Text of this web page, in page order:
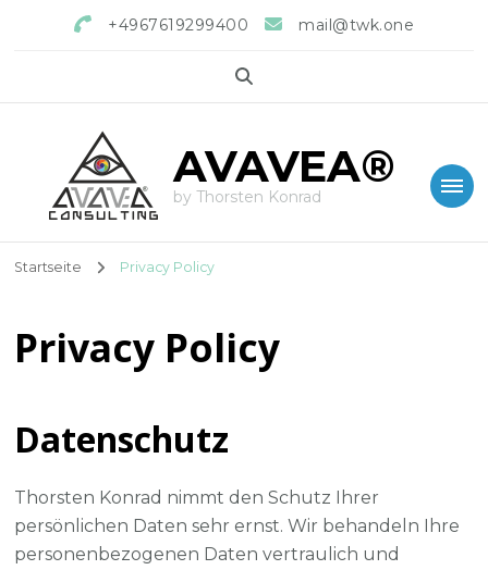
+4967619299400 mail@twk.one
AVAVEA®
by Thorsten Konrad
Startseite Privacy Policy
Privacy Policy
Datenschutz
Thorsten Konrad nimmt den Schutz Ihrer
persönlichen Daten sehr ernst. Wir behandeln Ihre
personenbezogenen Daten vertraulich und